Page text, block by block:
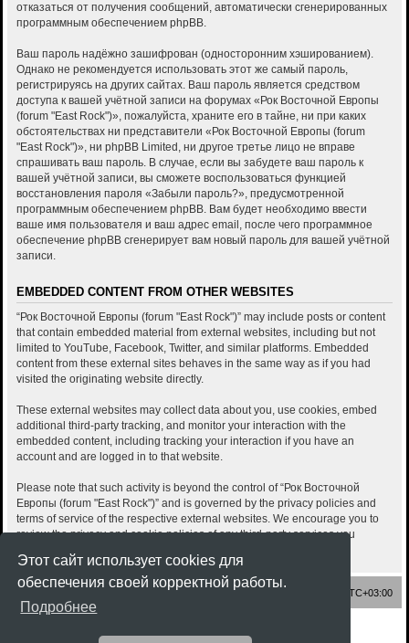
Этот сайт использует cookies для
обеспечения своей корректной работы.
Подробнее
отказаться от получения сообщений, автоматически сгенерированных
программным обеспечением phpBB.
Ваш пароль надёжно зашифрован (односторонним хэшированием).
Однако не рекомендуется использовать этот же самый пароль,
регистрируясь на других сайтах. Ваш пароль является средством
доступа к вашей учётной записи на форумах «Рок Восточной Европы
(forum "East Rock")», пожалуйста, храните его в тайне, ни при каких
обстоятельствах ни представители «Рок Восточной Европы (forum
"East Rock")», ни phpBB Limited, ни другое третье лицо не вправе
спрашивать ваш пароль. В случае, если вы забудете ваш пароль к
вашей учётной записи, вы сможете воспользоваться функцией
восстановления пароля «Забыли пароль?», предусмотренной
программным обеспечением phpBB. Вам будет необходимо ввести
ваше имя пользователя и ваш адрес email, после чего программное
обеспечение phpBB сгенерирует вам новый пароль для вашей учётной
записи.
EMBEDDED CONTENT FROM OTHER WEBSITES
“Рок Восточной Европы (forum "East Rock")” may include posts or content
that contain embedded material from external websites, including but not
limited to YouTube, Facebook, Twitter, and similar platforms. Embedded
content from these external sites behaves in the same way as if you had
visited the originating website directly.
These external websites may collect data about you, use cookies, embed
additional third-party tracking, and monitor your interaction with the
embedded content, including tracking your interaction if you have an
account and are logged in to that website.
Please note that such activity is beyond the control of “Рок Восточной
Европы (forum "East Rock")” and is governed by the privacy policies and
terms of service of the respective external websites. We encourage you to
review the privacy and cookie policies of any third-party services you
UTC+03:00